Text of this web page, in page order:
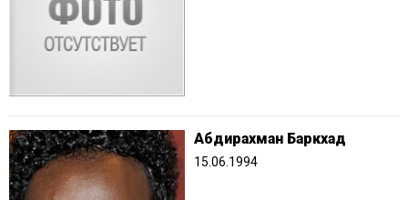
Абдирахман Баркхад
15.06.1994